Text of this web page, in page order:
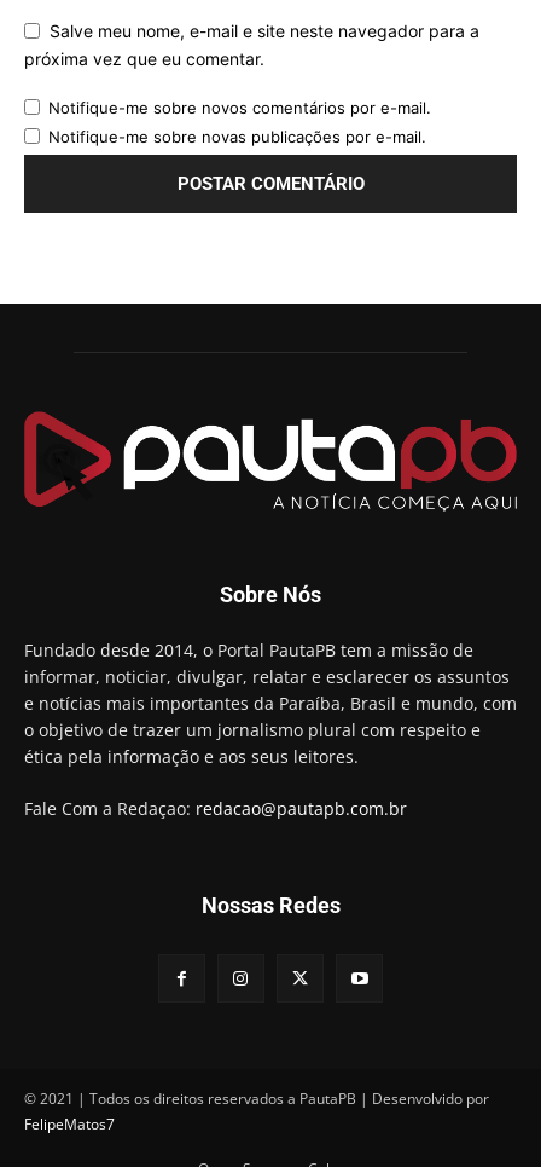
Salve meu nome, e-mail e site neste navegador para a
próxima vez que eu comentar.
Notifique-me sobre novos comentários por e-mail.
Notifique-me sobre novas publicações por e-mail.
Sobre Nós
Fundado desde 2014, o Portal PautaPB tem a missão de
informar, noticiar, divulgar, relatar e esclarecer os assuntos
e notícias mais importantes da Paraíba, Brasil e mundo, com
o objetivo de trazer um jornalismo plural com respeito e
ética pela informação e aos seus leitores.
Fale Com a Redaçao: redacao@pautapb.com.br
Nossas Redes
© 2021 | Todos os direitos reservados a PautaPB | Desenvolvido por
FelipeMatos7